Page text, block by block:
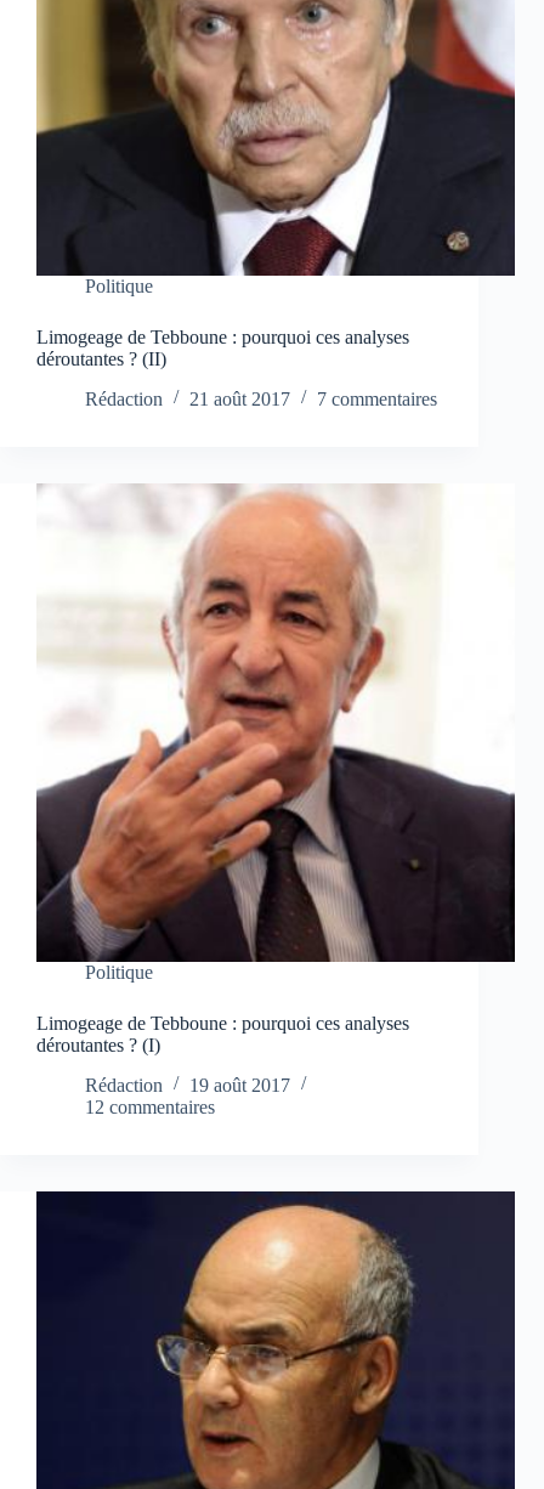
Politique
Limogeage de Tebboune : pourquoi ces analyses
déroutantes ? (II)
Rédaction
21 août 2017 7 commentaires
Politique
Limogeage de Tebboune : pourquoi ces analyses
déroutantes ? (I)
Rédaction
19 août 2017
12 commentaires